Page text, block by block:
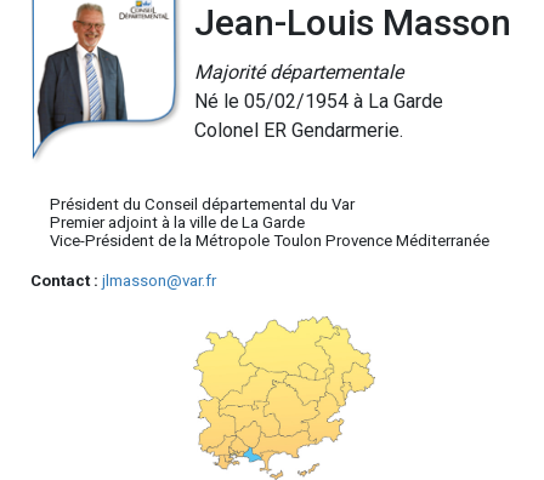
Jean-Louis Masson
Majorité départementale
Né le 05/02/1954 à La Garde
Colonel ER Gendarmerie.
Président du Conseil départemental du Var
Premier adjoint à la ville de La Garde
Vice-Président de la Métropole Toulon Provence Méditerranée
Contact : jlmasson@var.fr